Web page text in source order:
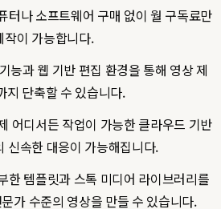
터나 소프트웨어 구매 없이 월 구독료만
이 가능합니다.
능과 웹 기반 편집 환경을 통해 영상 제
지 단축할 수 있습니다.
어디서든 작업이 가능한 클라우드 기반
신속한 대응이 가능해집니다.
한 템플릿과 스톡 미디어 라이브러리를
가 수준의 영상을 만들 수 있습니다.